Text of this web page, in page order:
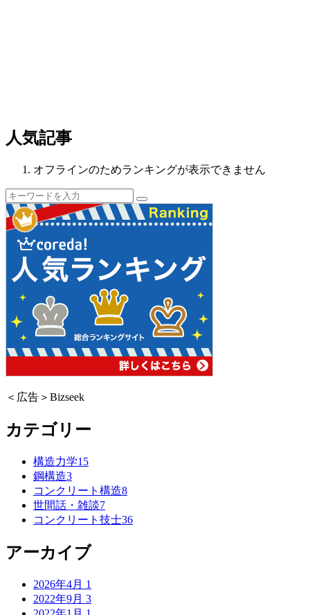
人気記事
オフラインのためランキングが表示できません
＜広告＞Bizseek
カテゴリー
構造力学15
鋼構造3
コンクリート構造8
世間話・雑談7
コンクリート技士36
アーカイブ
2026年4月 1
2022年9月 3